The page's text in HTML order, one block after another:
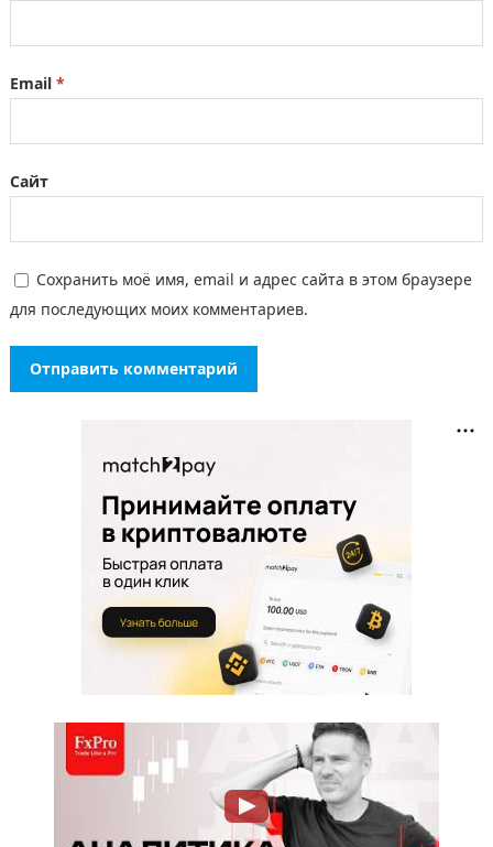
Email *
Сайт
Сохранить моё имя, email и адрес сайта в этом браузере
для последующих моих комментариев.